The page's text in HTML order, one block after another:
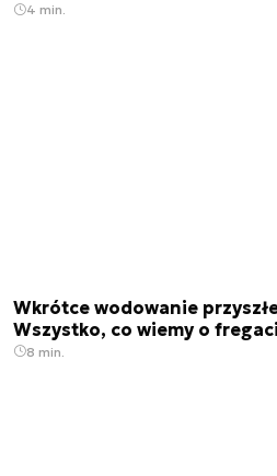
4 min.
Wkrótce wodowanie
Wszystko, co wiemy o
8 min.